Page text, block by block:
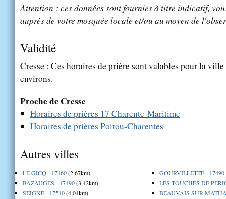
Attention : ces données sont fournies à titre indicatif,
auprès de votre mosquée locale et/ou au moyen de
Validité
Cresse : Ces horaires de prière sont valables pour la
environs.
Proche de Cresse
Horaires de prières 17 Charente-Maritime
Horaires de prières Poitou-Charentes
Autres villes
LE GICQ - 17160(2,67km)
BAZAUGES - 17490(3,42km)
SEIGNE - 17510(4,04km)
GOURVILLETTE - 17490
LES TOUCHES DE
BEAUVAIS SUR